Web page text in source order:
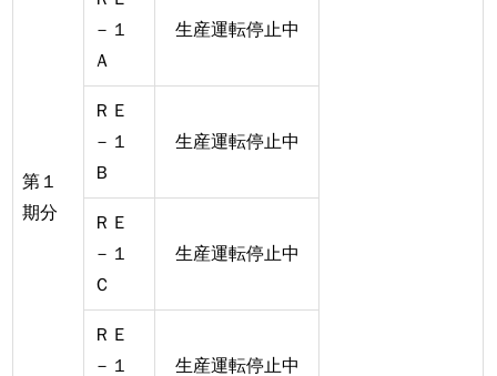
第１
期分
－１
Ａ
生産運転停止中
ＲＥ
－１
Ｂ
生産運転停止中
ＲＥ
－１
Ｃ
生産運転停止中
ＲＥ
－１
生産運転停止中